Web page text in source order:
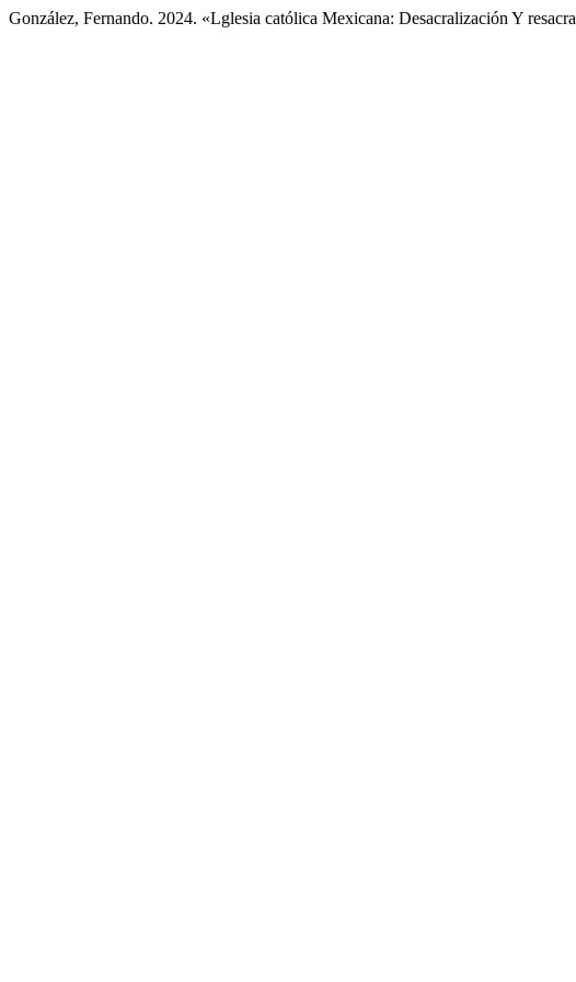
González, Fernando. 2024. «Lglesia católica Mexicana: Desacralización Y